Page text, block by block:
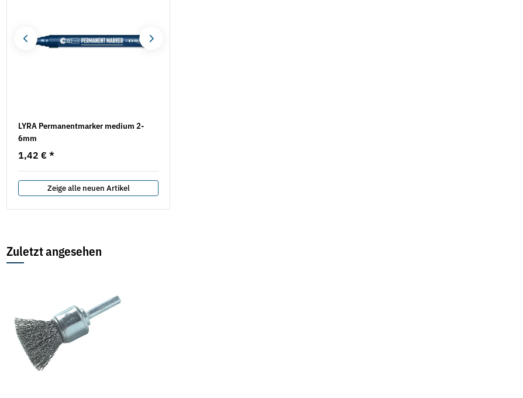
LYRA Permanentmarker medium 2-
6mm
1,42 € *
Zeige alle neuen Artikel
Zuletzt angesehen